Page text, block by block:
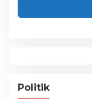
Politik